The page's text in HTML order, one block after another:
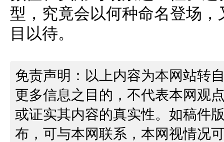
型，究竟会以何种命名登场
目以待。
免责声明：以上内容为本网站转
更多信息之目的，不代表本网观
或证实其内容的真实性。如稿件
布，可与本网联系，本网视情况